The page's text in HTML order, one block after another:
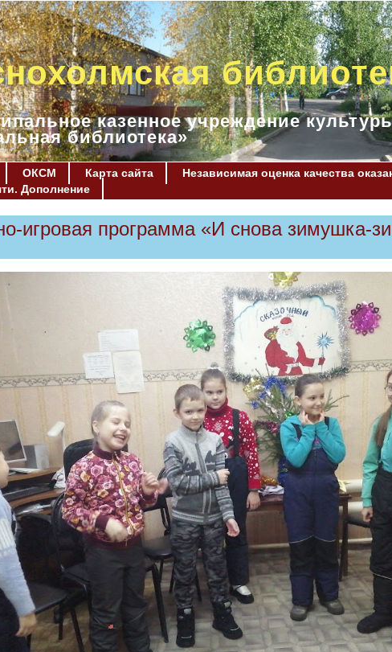
казенное учреждение
библиотека»
ОКСМ Карта сайта Независимая оценка качества
Дополнение
игровая программа «И снова зимушка-